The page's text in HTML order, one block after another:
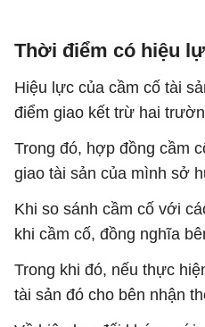
Thời điểm có hiệu
Hiệu lực của cầm cố tài
điểm giao kết trừ hai
Trong đó, hợp đồng cầm
giao tài sản của mình sở
Khi so sánh cầm cố với
khi cầm cố, đồng nghĩa
Trong khi đó, nếu thực
tài sản đó cho bên nhận